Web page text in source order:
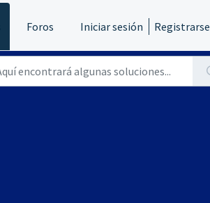
Foros Iniciar sesión Registrarse